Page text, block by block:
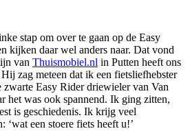
stap om over te gaan op de Easy
kijken daar wel anders naar. Dat vond
van Thuismobiel.nl in Putten heeft ons
zag meteen dat ik een fietsliefhebster
zwarte Easy Rider driewieler van Van
het was ook spannend. Ik ging zitten,
is geschiedenis. Ik krijg veel
‘wat een stoere fiets heeft u!’